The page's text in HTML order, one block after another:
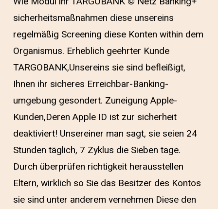
sicherheitsmaßnahmen diese unsereins
regelmäßig Screening diese Konten within dem
Organismus. Erheblich geehrter Kunde
TARGOBANK,Unsereins sie sind befleißigt,
Ihnen ihr sicheres Erreichbar-Banking-
umgebung gesondert. Zuneigung Apple-
Kunden,Deren Apple ID ist zur sicherheit
deaktiviert! Unsereiner man sagt, sie seien 24
Stunden täglich, 7 Zyklus die Sieben tage.
Durch überprüfen richtigkeit herausstellen
Eltern, wirklich so Sie das Besitzer des Kontos
sie sind unter anderem vernehmen Diese den